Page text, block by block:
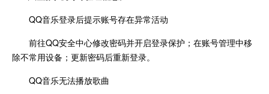
QQ音乐登录后提示账号存在异常活动
前往QQ安全中心修改密码并开启登录保护；在账号管理中移
除不常用设备；更新密码后重新登录。
QQ音乐无法播放歌曲